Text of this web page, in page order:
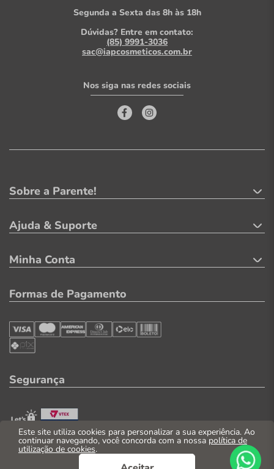
Este site utiliza cookies para personalizar a sua experiência. Ao
continuar navegando, você concorda com a nossapolítica de
utilização de cookies.
Segunda a Sexta das 8h às 18h
Dúvidas? Entre em contato:
(85) 9991-3036
sac@iapcosmeticos.com.br
Nos siga nas redes sociais
Sobre a Parente!
Ajuda & Suporte
Minha Conta
Formas de Pagamento
Segurança
© 2026. Todos os direitos reservados